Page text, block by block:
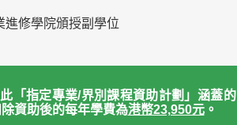
進修學院頒授副學位
「指定專業/界別課程資助計劃」涵蓋的
資助後的每年學費為港幣23,950元。